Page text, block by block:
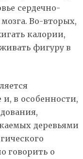
сердечно-
Во-вторых,
калории,
фигуру в
и, в особенности,
деревьями
говорить о